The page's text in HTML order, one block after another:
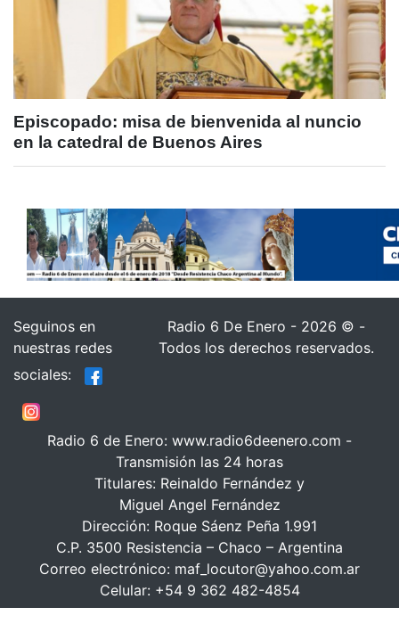
Episcopado: misa de bienvenida al nuncio
en la catedral de Buenos Aires
Seguinos en
nuestras redes
sociales:
Radio 6 De Enero - 2026 © -
Todos los derechos reservados.
Radio 6 de Enero: www.radio6deenero.com -
Transmisión las 24 horas
Titulares: Reinaldo Fernández y
Miguel Angel Fernández
Dirección: Roque Sáenz Peña 1.991
C.P. 3500 Resistencia – Chaco – Argentina
Correo electrónico: maf_locutor@yahoo.com.ar
Celular: +54 9 362 482-4854